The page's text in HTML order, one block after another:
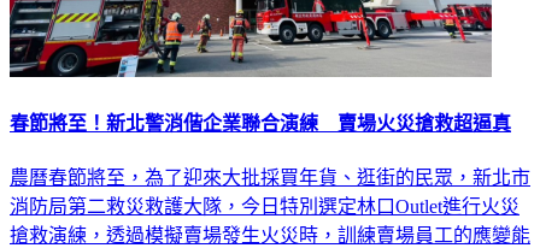
春節將至！新北警消偕企業聯合演練 賣場火災搶救超逼真
農曆春節將至，為了迎來大批採買年貨、逛街的民眾，新北市
消防局第二救災救護大隊，今日特別選定林口Outlet進行火災
搶救演練，透過模擬賣場發生火災時，訓練賣場員工的應變能